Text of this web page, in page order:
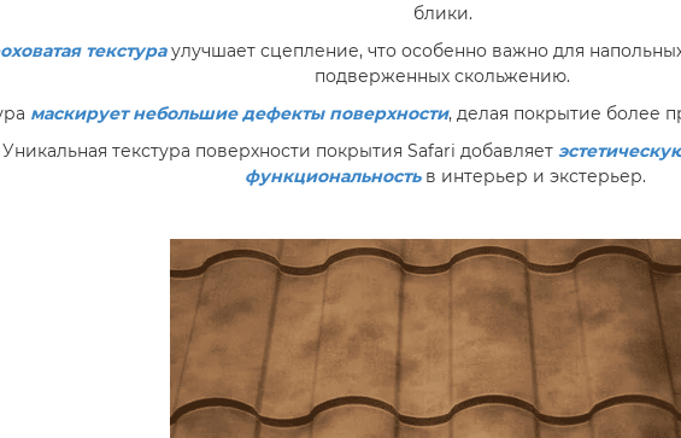
блики.
текстураулучшает сцепление, что особенно важно для
подверженных скольжению.
маскирует небольшие дефекты поверхности, делая покрытие более
Уникальная текстура поверхности покрытия Safari добавляет
функциональность в интерьер и экстерьер.